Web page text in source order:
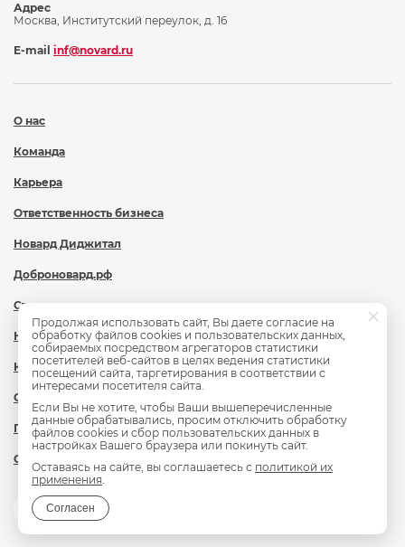
О нас
Команда
Карьера
Ответственность бизнеса
Новард Диджитал
Доброновард.рф
Статьи
Новости
Контакты
Охрана труда
Политика обработки персональных данных
Сведения об образовательной организации
Адрес
Москва, Институтский переулок, д. 16
E-mail inf@novard.ru
Продолжая использовать сайт, Вы даете согласие на
обработку файлов cookies и пользовательских данных,
собираемых посредством агрегаторов статистики
посетителей веб-сайтов в целях ведения статистики
посещений сайта, таргетирования в соответствии с
интересами посетителя сайта.
Если Вы не хотите, чтобы Ваши вышеперечисленные
данные обрабатывались, просим отключить обработку
файлов cookies и сбор пользовательских данных в
настройках Вашего браузера или покинуть сайт.
Оставаясь на сайте, вы соглашаетесь с политикой их
применения.
Согласен